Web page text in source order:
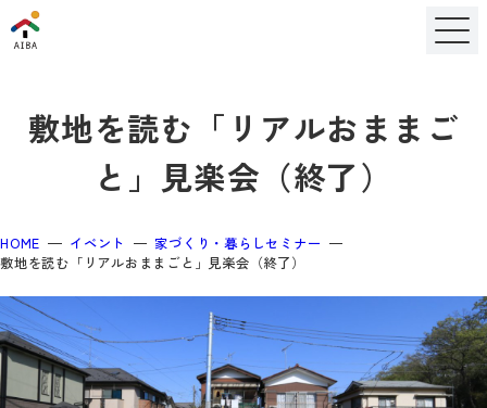
敷地を読む「リアルおままご
と」見楽会（終了）
HOME イベント
家づくり・暮らしセミナー
敷地を読む「リアルおままごと」見楽会（終了）